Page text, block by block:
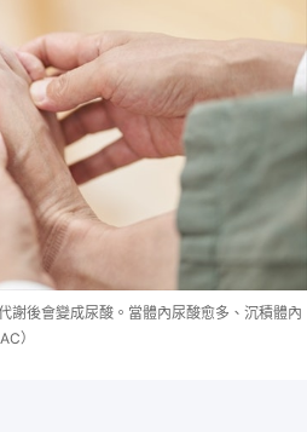
謝後會變成尿酸。當體內尿酸愈多、沉積體內
）